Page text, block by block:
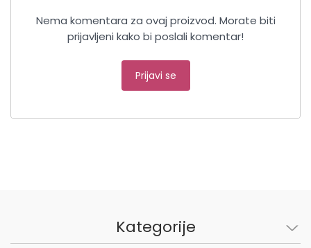
Nema komentara za ovaj proizvod. Morate biti
prijavljeni kako bi poslali komentar!
Prijavi se
Kategorije